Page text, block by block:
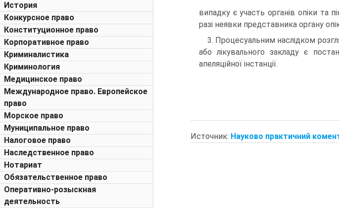
История
Конкурсное право
Конституционное право
Корпоративное право
Криминалистика
Криминология
Медицинское право
Международное право. Европейское
право
Морское право
Муниципальное право
Налоговое право
Наследственное право
Нотариат
Обязательственное право
Оперативно-розыскная
деятельность
випадку є участь органів опіки та
разі неявки представника органу
3. Процесуальним наслідком
або лікувального закладу є
апеляційної інстанції.
Источник: Науково практичний